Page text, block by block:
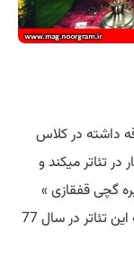
داشته در کلاس
تئاتر میکند و
گچی قفقازی »
بازی کرده به کارگردانی آقای حمید سمندریان که این تئاتر در سال 77